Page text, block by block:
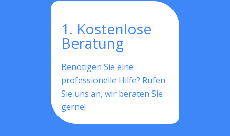
1. Kostenlose
Beratung
Benötigen Sie eine
professionelle Hilfe? Rufen
Sie uns an, wir beraten Sie
gerne!